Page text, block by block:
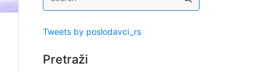
Tweets by poslodavci_rs
Pretraži